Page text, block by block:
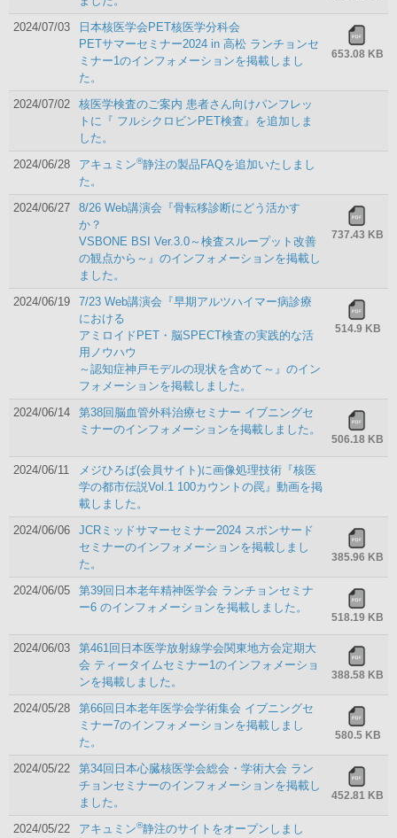
2024/07/03
日本核医学会PET核医学分科会
PETサマーセミナー2024 in 高松 ランチョンセ
ミナー1のインフォメーションを掲載しまし
た。
653.08 KB
2024/07/02
核医学検査のご案内 患者さん向けパンフレッ
トに『 フルシクロビンPET検査』を追加しま
した。
2024/06/28
アキュミン®静注の製品FAQを追加いたしまし
た。
2024/06/27
8/26 Web講演会『骨転移診断にどう活かす
か？
VSBONE BSI Ver.3.0～検査スループット改善
の観点から～』のインフォメーションを掲載し
ました。
737.43 KB
2024/06/19
7/23 Web講演会『早期アルツハイマー病診療
における
アミロイドPET・脳SPECT検査の実践的な活
用ノウハウ
～認知症神戸モデルの現状を含めて～』のイン
フォメーションを掲載しました。
514.9 KB
2024/06/14
第38回脳血管外科治療セミナー イブニングセ
ミナーのインフォメーションを掲載しました。
506.18 KB
2024/06/11
メジひろば(会員サイト)に画像処理技術『核医
学の都市伝説Vol.1 100カウントの罠』動画を掲
載しました。
2024/06/06
JCRミッドサマーセミナー2024 スポンサード
セミナーのインフォメーションを掲載しまし
た。
385.96 KB
2024/06/05
第39回日本老年精神医学会 ランチョンセミナ
ー6 のインフォメーションを掲載しました。
518.19 KB
2024/06/03
第461回日本医学放射線学会関東地方会定期大
会 ティータイムセミナー1のインフォメーショ
ンを掲載しました。
388.58 KB
2024/05/28
第66回日本老年医学会学術集会 イブニングセ
ミナー7のインフォメーションを掲載しまし
た。
580.5 KB
2024/05/22
第34回日本心臓核医学会総会・学術大会 ラン
チョンセミナーのインフォメーションを掲載し
ました。
452.81 KB
2024/05/22 アキュミン®静注のサイトをオープンしまし